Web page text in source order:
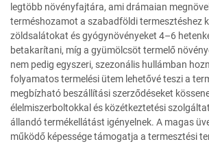
legtöbb növényfajtára, ami drámaian
terméshozamot a szabadföldi termesztéshez
zöldsalátokat és gyógynövényeket 4–6
betakarítani, míg a gyümölcsöt termelő
nem pedig egyszeri, szezonális hullámban
folyamatos termelési ütem lehetővé teszi a
megbízható beszállítási szerződéseket
élelmiszerboltokkal és közétkeztetési
állandó termékellátást igényelnek. A magas
működő képessége támogatja a termesztési